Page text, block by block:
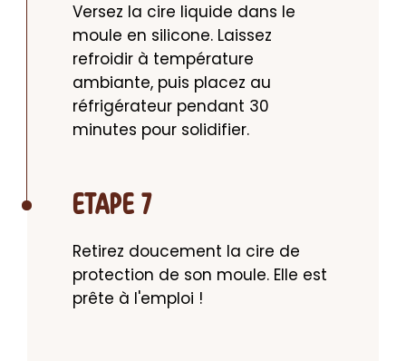
Versez la cire liquide dans le
moule en silicone. Laissez
refroidir à température
ambiante, puis placez au
réfrigérateur pendant 30
minutes pour solidifier.
ETAPE 7
Retirez doucement la cire de
protection de son moule. Elle est
prête à l'emploi !